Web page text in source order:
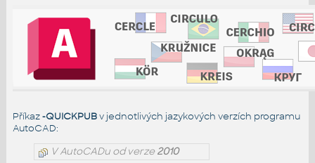
Příkaz-QUICKPUBv jednotlivých jazykových verzích programu
AutoCAD:
V AutoCADu od verze2010